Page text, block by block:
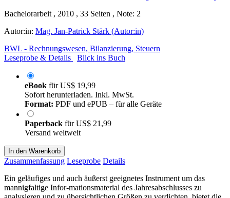
Bachelorarbeit , 2010 , 33 Seiten , Note: 2
Autor:in: Mag. Jan-Patrick Stärk (Autor:in)
BWL - Rechnungswesen, Bilanzierung, Steuern
Leseprobe & Details
Blick ins Buch
eBook fürUS$ 19,99
Sofort herunterladen. Inkl. MwSt.
Format: PDF und ePUB – für alle Geräte
Paperback fürUS$ 21,99
Versand weltweit
In den Warenkorb
Zusammenfassung Leseprobe Details
Ein geläufiges und auch äußerst geeignetes Instrument um das
mannigfaltige Infor-mationsmaterial des Jahresabschlusses zu